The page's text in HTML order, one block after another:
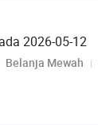
2026-05-12
Belanja Mewah